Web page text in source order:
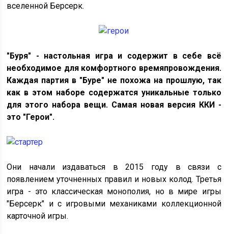
вселенной Берсерк.
"Буря" - настольная игра и содержит в себе всё
необходимое для комфортного времяпровождения.
Каждая партия в "Буре" не похожа на прошлую, так
как в этом наборе содержатся уникальные только
для этого набора вещи. Самая новая версия ККИ -
это "Герои".
Они начали издаваться в 2015 году в связи с
появлением уточненных правил и новых колод. Третья
игра - это классическая монополия, но в мире игры
"Берсерк" и с игровыми механиками коллекционной
карточной игры.